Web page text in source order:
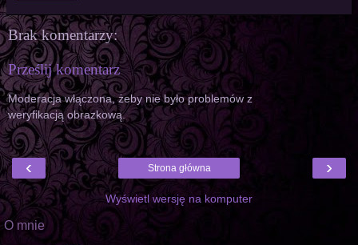
Brak komentarzy:
Prześlij komentarz
Moderacja włączona, żeby nie było problemów z
weryfikacją obrazkową.
‹ ›
Strona główna
Wyświetl wersję na komputer
O mnie